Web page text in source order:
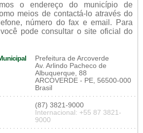
o endereço do município de
meios de contactá-lo através do
número do fax e email. Para
pode consultar o site oficial do
Prefeitura de Arcoverde
Av. Arlindo Pacheco de
Albuquerque, 88
ARCOVERDE - PE, 56500-000
Brasil
(87) 3821-9000
Internacional: +55 87 3821-
9000